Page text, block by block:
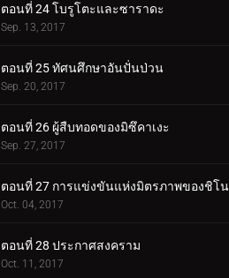
ตอนที่ 24 โบรูโตะและซาราดะ
Sep. 13, 2017
ตอนที่ 25 ทัศนศึกษาอันปั่นป่วน
Sep. 20, 2017
ตอนที่ 26 ผู้สืบทอดของมิซึคาเงะ
Sep. 27, 2017
ตอนที่ 27 การแข่งขันแห่งมิตรภาพของชิโ
Oct. 04, 2017
ตอนที่ 28 ประกาศสงคราม
Oct. 11, 2017